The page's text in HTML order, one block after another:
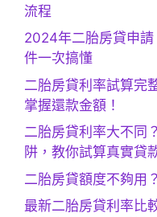
流程
2024年二胎房貸申
件一次搞懂
二胎房貸利率試算完
掌握還款金額！
二胎房貸利率大不同
阱，教你試算真實貸
二胎房貸額度不夠用
最新二胎房貸利率比